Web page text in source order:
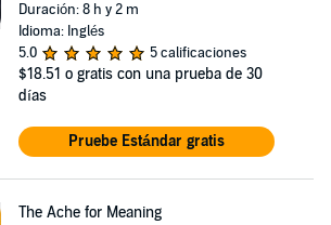
Duración: 8 h y 2 m
Idioma: Inglés
5.0
5 calificaciones
$18.51 o gratis con una prueba de 30
días
Pruebe Estándar gratis
The Ache for Meaning